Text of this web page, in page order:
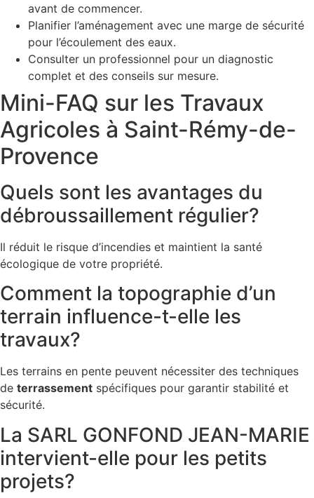
avant de commencer.
Planifier l’aménagement avec une marge de sécurité
pour l’écoulement des eaux.
Consulter un professionnel pour un diagnostic
complet et des conseils sur mesure.
Mini-FAQ sur les Travaux
Agricoles à Saint-Rémy-de-
Provence
Quels sont les avantages du
débroussaillement régulier?
Il réduit le risque d’incendies et maintient la santé
écologique de votre propriété.
Comment la topographie d’un
terrain influence-t-elle les
travaux?
Les terrains en pente peuvent nécessiter des techniques
de terrassement spécifiques pour garantir stabilité et
sécurité.
La SARL GONFOND JEAN-MARIE
intervient-elle pour les petits
projets?